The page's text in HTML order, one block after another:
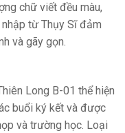
chữ viết đều màu,
từ Thụy Sĩ đảm
và gãy gọn.
Long B-01 thể hiện
buổi ký kết và được
và trường học. Loại